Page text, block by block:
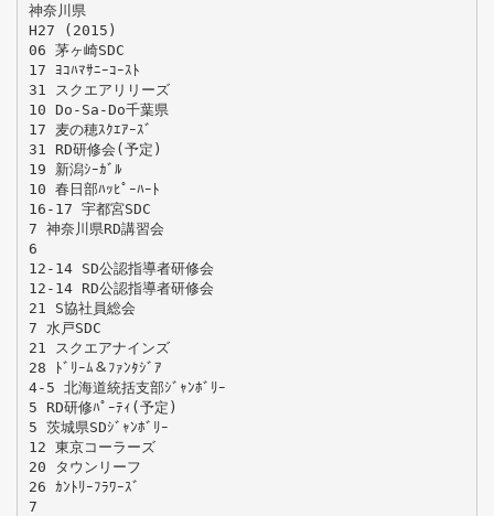
神奈川県
H27 (2015)
06 茅ヶ崎SDC
17 ﾖｺﾊﾏｻﾆｰｺｰｽﾄ
31 スクエアリリーズ
10 Do-Sa-Do千葉県
17 麦の穂ｽｸｴｱｰｽﾞ
31 RD研修会(予定)
19 新潟ｼｰｶﾞﾙ
10 春日部ﾊｯﾋﾟｰﾊｰﾄ
16-17 宇都宮SDC
7 神奈川県RD講習会
6
12-14 SD公認指導者研修会
12-14 RD公認指導者研修会
21 S協社員総会
7 水戸SDC
21 スクエアナインズ
28 ﾄﾞﾘｰﾑ＆ﾌｧﾝﾀｼﾞｱ
4-5 北海道統括支部ｼﾞｬﾝﾎﾞﾘｰ
5 RD研修ﾊﾟｰﾃｨ(予定)
5 茨城県SDｼﾞｬﾝﾎﾞﾘｰ
12 東京コーラーズ
20 タウンリーフ
26 ｶﾝﾄﾘｰﾌﾗﾜｰｽﾞ
7